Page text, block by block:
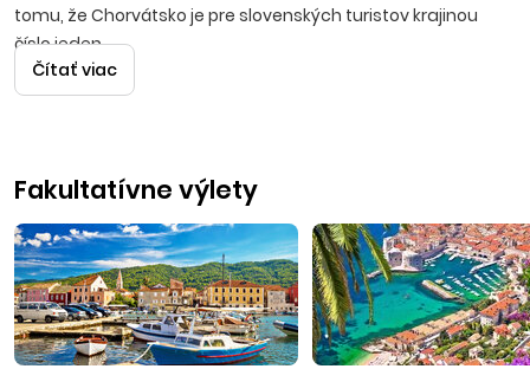
tomu, že Chorvátsko je pre slovenských turistov krajinou
číslo jeden.
Podgora je situovaná 10 km južne od Makarskej priamo pod
sa tiahne živá promenáda plná reštaurácií, kaviar­ní, cukrární,
obchodíkov so suvenírmi, ktorá pulzuje životom do
neskorých večerných hodín. Je tu krásna príroda, azúrová
obloha a tmavomodré more, ktoré robia z Podgory skutočnú
perlu Jadranu. Vďaka svojej priaznivej klíme, ktorá umožňuje
Čítať viac
Fakultatívne výlety